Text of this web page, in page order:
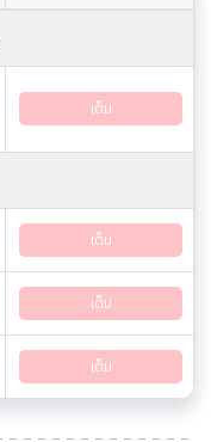
เต็ม
เต็ม
เต็ม
เต็ม